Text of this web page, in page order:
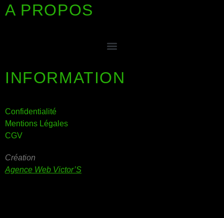
A PROPOS
INFORMATION
Confidentialité
Mentions Légales
CGV
Création
Agence Web Victor’S